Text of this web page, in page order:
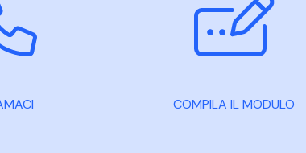
COMPILA IL MODULO